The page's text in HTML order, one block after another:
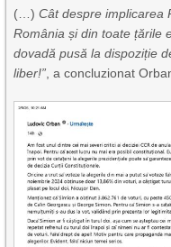
(…)Cât despre implicarea
România și din toate țările
dovadă pusă la dispoziție
liber!” , a concluzionat